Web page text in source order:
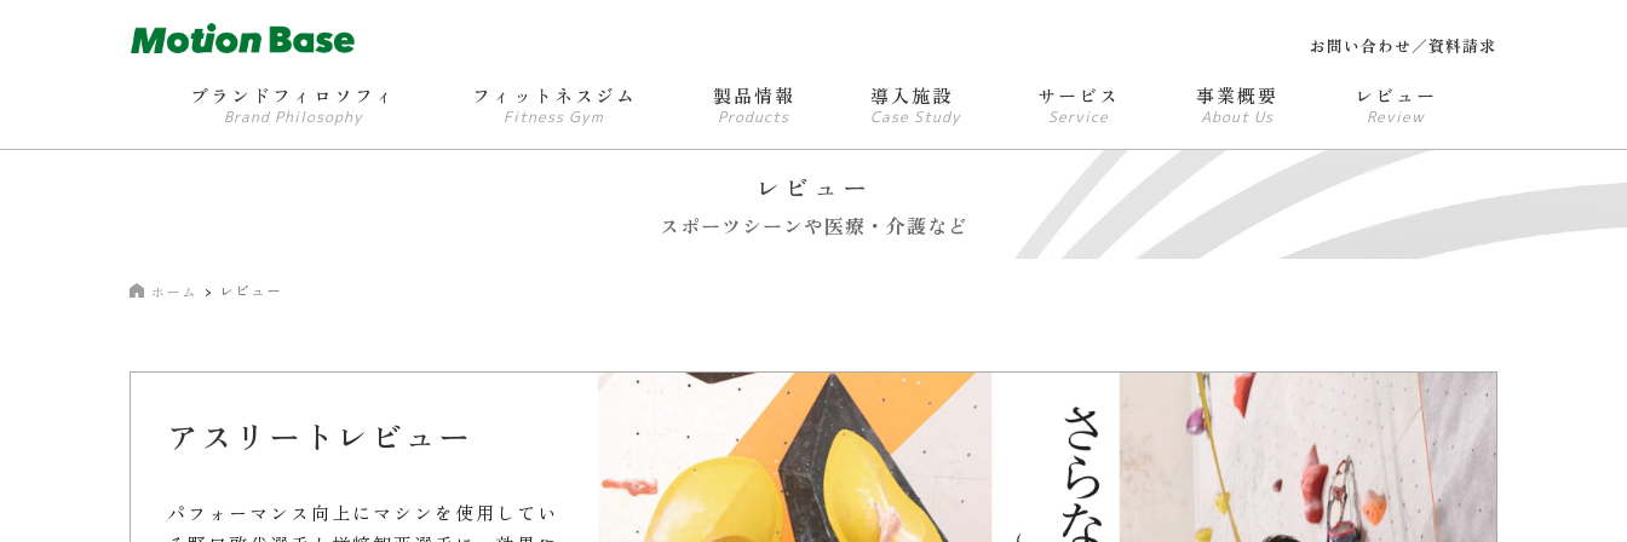
お問い合わせ／資料請求
ブランドフィロソフィ
Brand Philosophy
フィットネスジム
Fitness Gym
製品情報
Products
導入施設
Case Study
サービス
Service
事業概要
About Us
レビュー
Review
レビュー
スポーツシーンや医療・介護など
ホーム レビュー
アスリートレビュー
パフォーマンス向上にマシンを使用してい